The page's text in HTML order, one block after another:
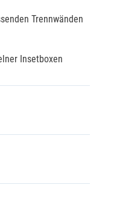
Trennwänden
Insetboxen